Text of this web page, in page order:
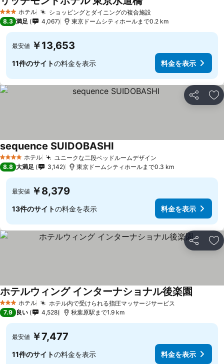
3 ホテルのランク
ホテル ショッピングとダイニングの複合施設
8.3 満足 4,067 東京ドームシティホールまで0.2 km
最安値 ￥13,653
11件のサイトの料金を表示 料金を表示
シェア お
4 ホテルのランク
ホテル ユニークな二段ベッドルームデザイン
sequence SUIDOBASHI
8.8 大満足 3,142 東京ドームシティホールまで0.3 km
最安値 ￥8,379
13件のサイトの料金を表示 料金を表示
シェア お
3 ホテルのランク
ホテル ホテル内で受けられる指圧マッサージサービス
ホテルウィング インターナショナル後楽園
7.9 良い 4,528 秋葉原駅まで1.9 km
最安値 ￥7,477
11件のサイトの料金を表示 料金を表示